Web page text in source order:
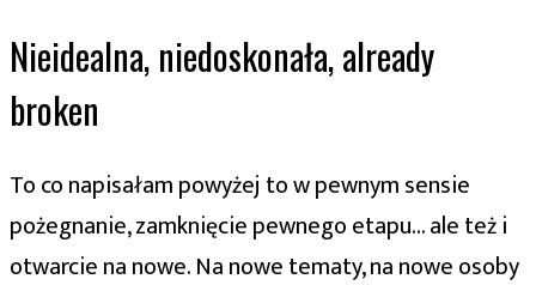
Nieidealna, niedoskonała, already
broken
To co napisałam powyżej to w pewnym sensie
pożegnanie, zamknięcie pewnego etapu… ale też i
otwarcie na nowe. Na nowe tematy, na nowe osoby